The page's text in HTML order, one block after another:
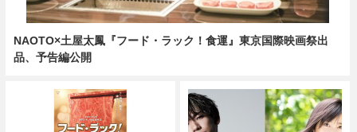
NAOTO×土屋太鳳『フード・ラック！食運』東京国際映画祭出
品、予告編公開